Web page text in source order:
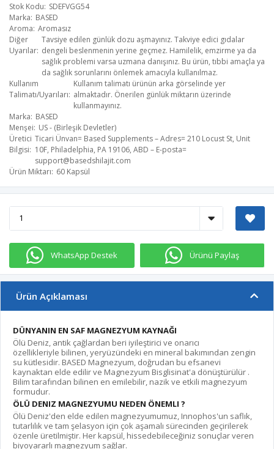
Stok Kodu SDEFVGG54
Marka BASED
Aroma Aromasız
Diğer
Uyarılar
Tavsiye edilen günlük dozu aşmayınız. Takviye edici gıdalar
dengeli beslenmenin yerine geçmez. Hamilelik, emzirme ya da
sağlık problemi varsa uzmana danışınız. Bu ürün, tıbbi amaçla ya
da sağlık sorunlarını önlemek amacıyla kullanılmaz.
Kullanım
Talimatı/Uyarıları
Kullanım talimatı ürünün arka görselinde yer
almaktadır. Önerilen günlük miktarın üzerinde
kullanmayınız.
Marka BASED
Menşei US - (Birleşik Devletler)
Üretici
Bilgisi
Ticari Ünvan= Based Supplements – Adres= 210 Locust St, Unit
10F, Philadelphia, PA 19106, ABD – E-posta=
support@basedshilajit.com
Ürün Miktarı 60 Kapsül
WhatsApp Destek Ürünü Paylaş
Ürün Açıklaması
DÜNYANIN EN SAF MAGNEZYUM KAYNAĞI
Ölü Deniz, antik çağlardan beri iyileştirici ve onarıcı
özellikleriyle bilinen, yeryüzündeki en mineral bakımından zengin
su kütlesidir. BASED Magnezyum, doğrudan bu efsanevi
kaynaktan elde edilir ve Magnezyum Bisglisinat'a dönüştürülür .
Bilim tarafından bilinen en emilebilir, nazik ve etkili magnezyum
formudur.
ÖLÜ DENIZ MAGNEZYUMU NEDEN ÖNEMLI ?
Ölü Deniz'den elde edilen magnezyumumuz, Innophos'un saflık,
tutarlılık ve tam şelasyon için çok aşamalı sürecinden geçirilerek
özenle üretilmiştir. Her kapsül, hissedebileceğiniz sonuçlar veren
biyoyararlı magnezyum sağlar.